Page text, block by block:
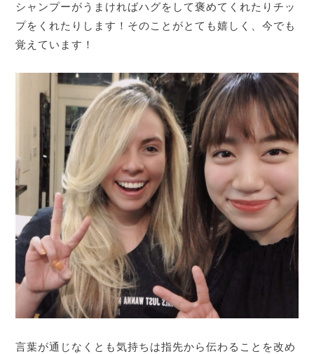
シャンプーがうまければハグをして褒めてくれたりチッ
プをくれたりします！そのことがとても嬉しく、今でも
覚えています！
言葉が通じなくとも気持ちは指先から伝わることを改め